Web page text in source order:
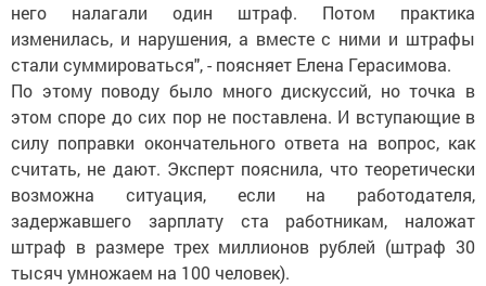
него налагали один штраф. Потом практика
изменилась, и нарушения, а вместе с ними и штрафы
стали суммироваться", - поясняет Елена Герасимова.
По этому поводу было много дискуссий, но точка в
этом споре до сих пор не поставлена. И вступающие в
силу поправки окончательного ответа на вопрос, как
считать, не дают. Эксперт пояснила, что теоретически
возможна ситуация, если на работодателя,
задержавшего зарплату ста работникам, наложат
штраф в размере трех миллионов рублей (штраф 30
тысяч умножаем на 100 человек).